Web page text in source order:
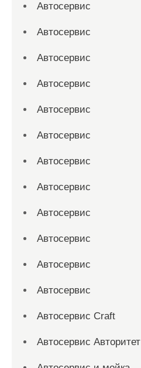
Автосервис
Автосервис
Автосервис
Автосервис
Автосервис
Автосервис
Автосервис
Автосервис
Автосервис
Автосервис
Автосервис
Автосервис
Автосервис Craft
Автосервис Авторитет